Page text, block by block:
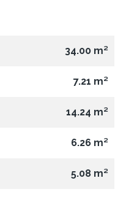
34.00 m²
7.21 m²
14.24 m²
6.26 m²
5.08 m²